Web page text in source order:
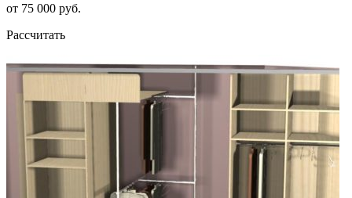
от 75 000 руб.
Рассчитать